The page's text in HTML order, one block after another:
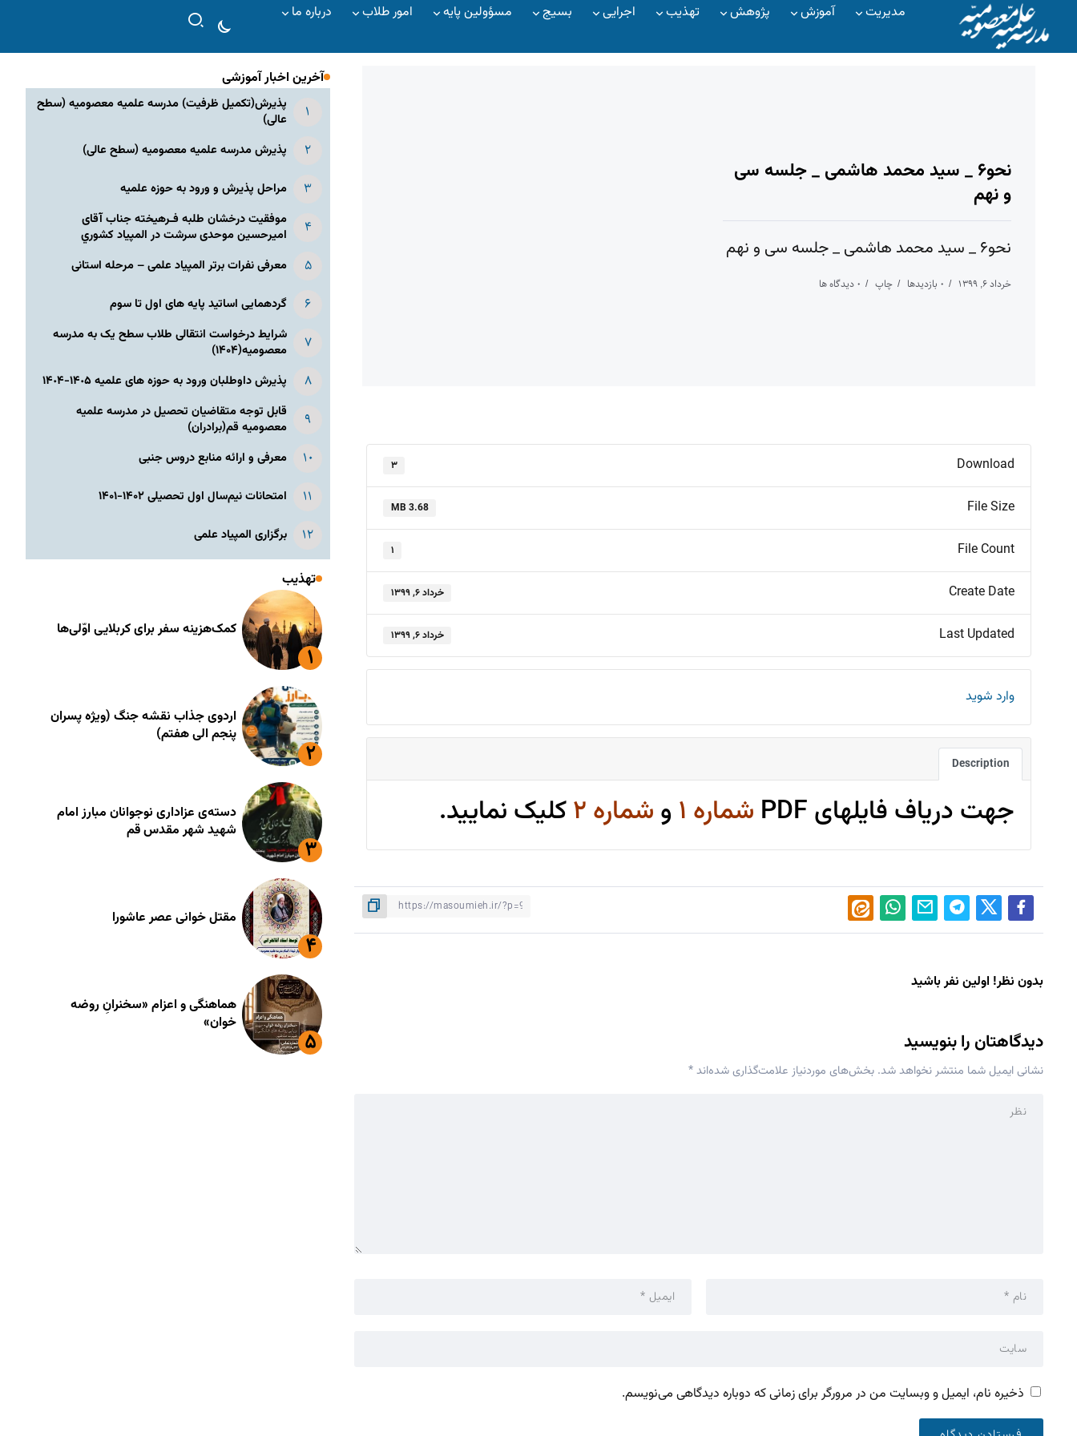
مدیریت آموزش پژوهش تهذیب اجرایی بسیج مسؤولین پایه امور طلاب درباره ما
نحو۶ _ سید محمد هاشمی _ جلسه سی
و نهم
نحو۶ _ سید محمد هاشمی _ جلسه سی و نهم
خرداد ۶, ۱۳۹۹ ۰ بازدیدها چاپ ۰ دیدگاه ها
Download ۳
File Size
3.68 MB
File Count ۱
Create Date خرداد ۶, ۱۳۹۹
Last Updated خرداد ۶, ۱۳۹۹
وارد شوید
Description
جهت دریاف فایلهای PDF شماره ۱ و شماره ۲ کلیک نمایید.
بدون نظر! اولین نفر باشید
دیدگاهتان را بنویسید
نشانی ایمیل شما منتشر نخواهد شد. بخش‌های موردنیاز علامت‌گذاری شده‌اند*
ذخیره نام، ایمیل و وبسایت من در مرورگر برای زمانی که دوباره دیدگاهی می‌نویسم.
آخرین اخبار آموزشی
پذیرش(تکمیل ظرفیت) مدرسه علمیه معصومیه‌ (سطح
عالی)
پذیرش مدرسه علمیه معصومیه‌ (سطح عالی)
مراحل پذیرش و ورود به حوزه علمیه
موفقیت درخشان طلبه فـرهیخته جناب آقای
امیرحسین موحدی سرشت در المپياد كشوري
معرفی نفرات برتر المپیاد علمی – مرحله استانی
گردهمایی اساتید پایه های اول تا سوم
شرایط درخواست انتقالی طلاب سطح یک به مدرسه
معصومیه(۱۴۰۴)
پذیرش داوطلبان ورود به حوزه های علمیه ١۴٠۵-١۴٠۴
قابل توجه متقاضیان تحصیل در مدرسه علمیه
معصومیه قم(برادران)
معرفی و ارائه منابع دروس جنبی
امتحانات نیم‌سال اول تحصیلی ۱۴۰۲-۱۴۰۱
برگزاری المپیاد علمی
تهذیب
کمک‌هزینه سفر برای کربلایی اوّلی‌ها
اردوی جذاب نقشه جنگ (ویژه پسران
پنجم الی هفتم)
دسته‌ی عزاداری نوجوانان مبارز امام
شهید شهر مقدس قم
مقتل خوانی عصر عاشورا
هماهنگی و اعزام «سخنرانِ روضه
خوان»